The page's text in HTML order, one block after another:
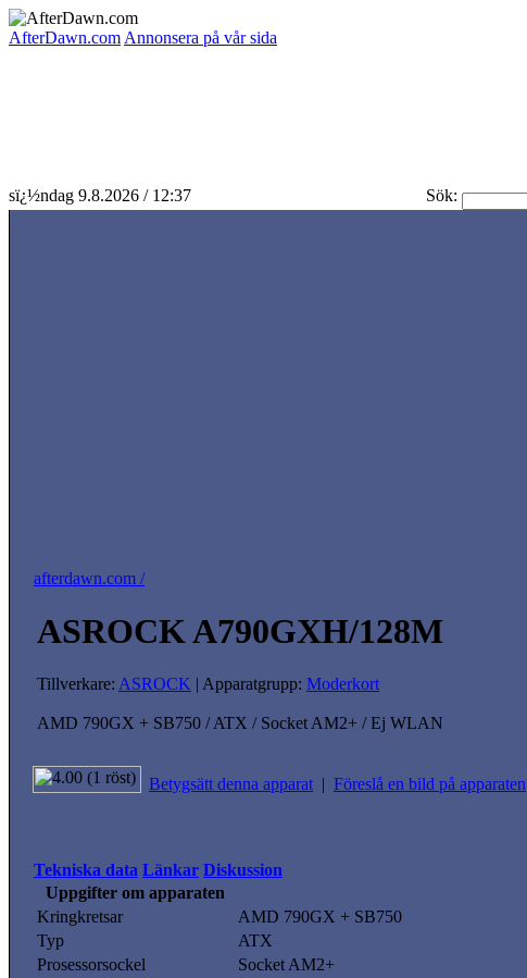
AfterDawn.com Annonsera på vår sida
sï¿½ndag 9.8.2026 / 12:37 Sök:
afterdawn.com /
ASROCK A790GXH/128M
Tillverkare: ASROCK | Apparatgrupp: Moderkort
AMD 790GX + SB750 / ATX / Socket AM2+ / Ej WLAN
Betygsätt denna apparat | Föreslå en bild på apparaten
Tekniska data Länkar Diskussion
Uppgifter om apparaten
Kringkretsar
AMD 790GX + SB750
Typ
ATX
Prosessorsockel
Socket AM2+